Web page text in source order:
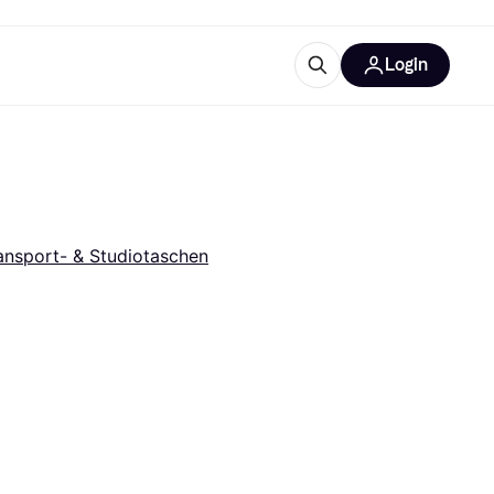
Login
& Studiotaschen